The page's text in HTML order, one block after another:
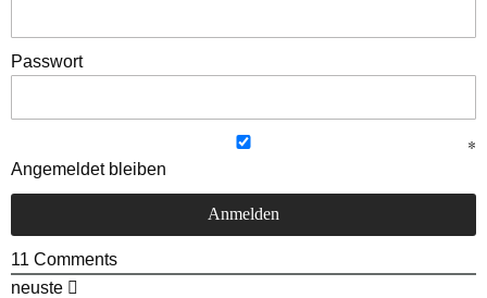
Passwort
Angemeldet bleiben
11 Comments
neuste